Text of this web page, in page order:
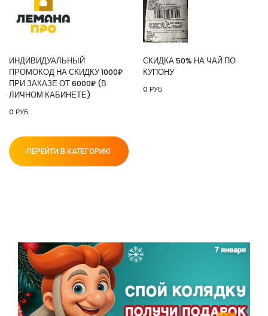
ИНДИВИДУАЛЬНЫЙ
ПРОМОКОД НА СКИДКУ 1000₽
ПРИ ЗАКАЗЕ ОТ 6000₽ (В
ЛИЧНОМ КАБИНЕТЕ)
0 РУБ
СКИДКА 50% НА ЧАЙ ПО
КУПОНУ
0 РУБ
ПЕРЕЙТИ В КАТЕГОРИЮ